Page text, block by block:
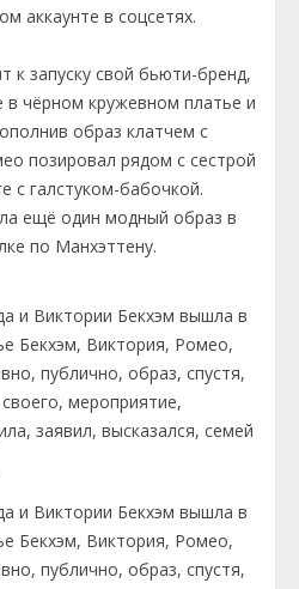
аккаунте в соцсетях.
к запуску свой бьюти-бренд,
чёрном кружевном платье и
образ клатчем с
позировал рядом с сестрой
с галстуком-бабочкой.
ещё один модный образ в
по Манхэттену.